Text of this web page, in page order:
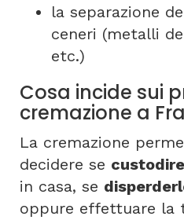
la separazione
ceneri (metalli
etc.)
Cosa incide sui
cremazione a
La cremazione
decidere se custodire
in casa, se
oppure effettuare la